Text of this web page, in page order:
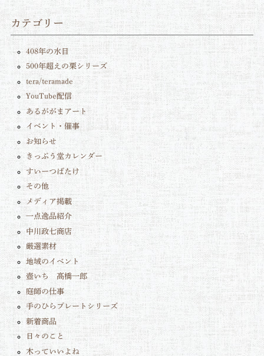
カテゴリー
408年の水目
500年超えの栗シリーズ
tera/teramade
YouTube配信
あるががまアート
イベント・催事
お知らせ
きっぷう堂カレンダー
すいーつばたけ
その他
メディア掲載
一点逸品紹介
中川政七商店
厳選素材
地域のイベント
壺いち 髙橋一郎
庭師の仕事
手のひらプレートシリーズ
新着商品
日々のこと
木っていいよね